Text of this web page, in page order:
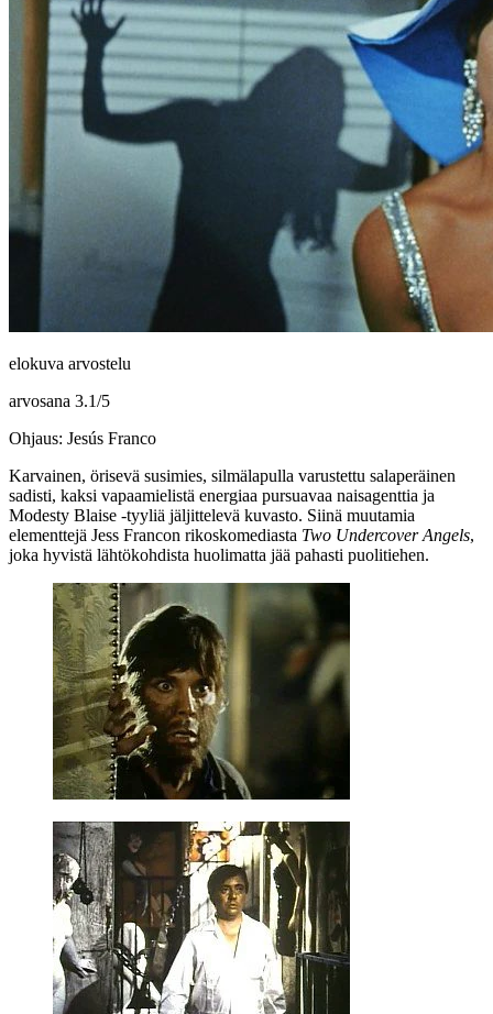
elokuva arvostelu
arvosana 3.1/5
Ohjaus: Jesús Franco
Karvainen, örisevä susimies, silmälapulla varustettu salaperäinen
sadisti, kaksi vapaamielistä energiaa pursuavaa naisagenttia ja
Modesty Blaise ‑tyyliä jäljittelevä kuvasto. Siinä muutamia
elementtejä Jess Francon rikoskomediasta Two Undercover Angels,
joka hyvistä lähtökohdista huolimatta jää pahasti puolitiehen.